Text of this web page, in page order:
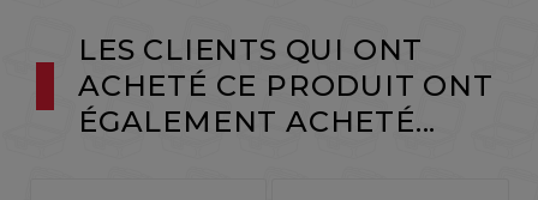
LES CLIENTS QUI ONT
ACHETÉ CE PRODUIT ONT
ÉGALEMENT ACHETÉ...